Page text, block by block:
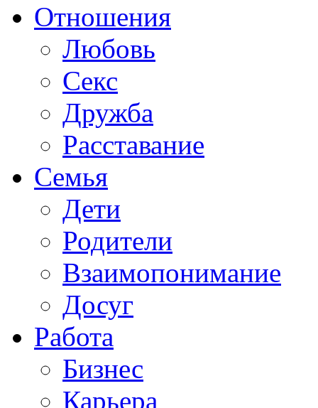
Отношения
Любовь
Секс
Дружба
Расставание
Семья
Дети
Родители
Взаимопонимание
Досуг
Работа
Бизнес
Карьера